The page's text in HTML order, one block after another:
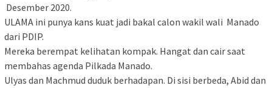
Desember 2020.
ULAMA ini punya kans kuat jadi bakal calon wakil wali Manado
dari PDIP.
Mereka berempat kelihatan kompak. Hangat dan cair saat
membahas agenda Pilkada Manado.
Ulyas dan Machmud duduk berhadapan. Di sisi berbeda, Abid dan